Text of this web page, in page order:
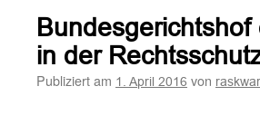
in der
Publiziert am 1. April 2016 von raskwar